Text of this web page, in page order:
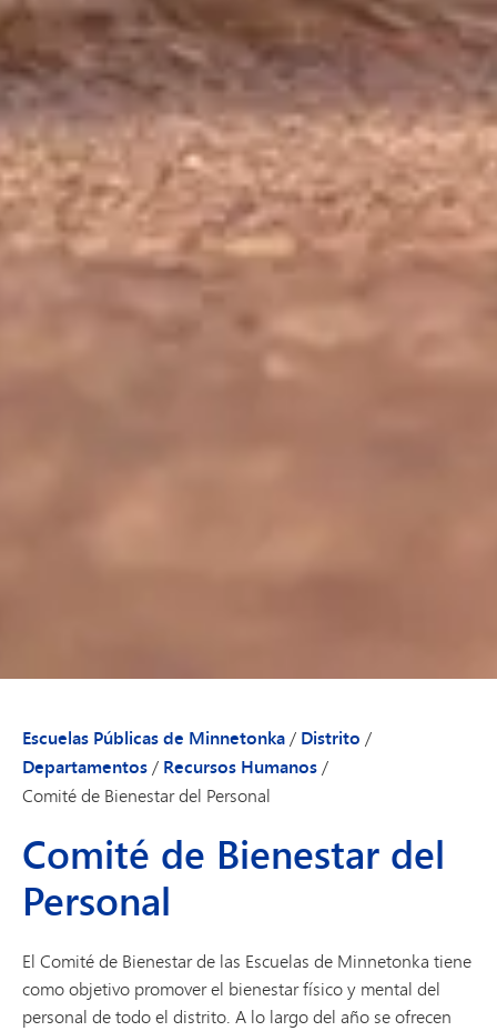
Escuelas Públicas de Minnetonka/ Distrito /
Departamentos/ Recursos Humanos/
Comité de Bienestar del Personal
Comité de Bienestar del
Personal
El Comité de Bienestar de las Escuelas de Minnetonka tiene
como objetivo promover el bienestar físico y mental del
personal de todo el distrito. A lo largo del año se ofrecen